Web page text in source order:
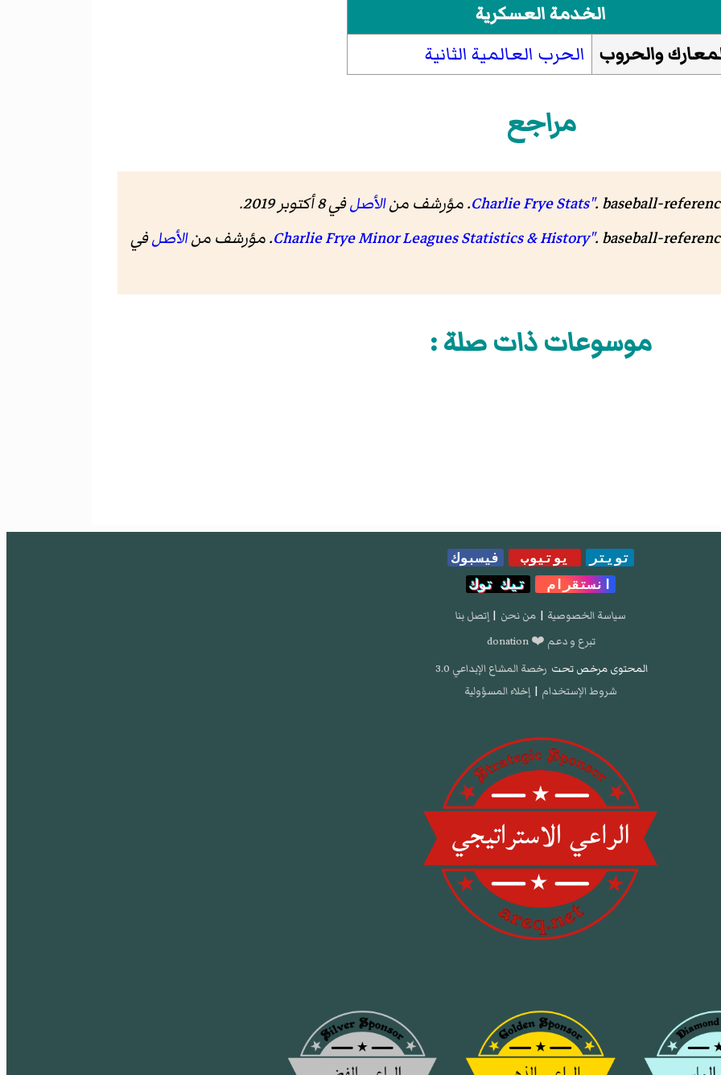
الخدمة العسكرية
والحروب
الحرب العالمية الثانية
مراجع
. baseball- الأصلفي 8 أكتوبر 2019
.
. baseball- الأصلفي
موسوعات ذات صلة :
تويتر يوتيوب
فيسبوك
انستقرام
تيك توك
سياسة الخصوصية | من نحن | إتصل بنا
تبرع و دعم ❤️ donation
المحتوى مرخص تحت رخصة المشاع الإبداعي 3.0
شروط الإستخدام | إخلاء المسؤولية